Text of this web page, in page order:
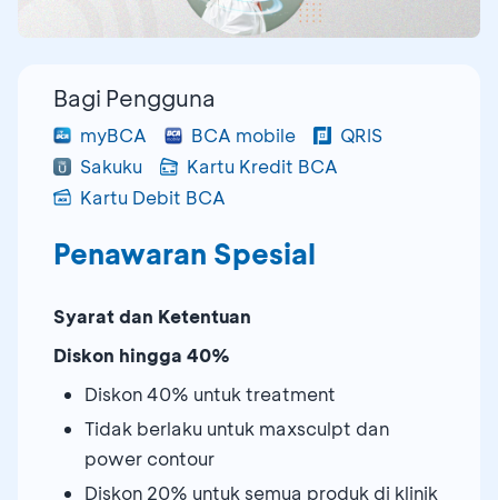
Bagi Pengguna
myBCA BCA mobile
QRIS
Sakuku
Kartu Kredit BCA
Kartu Debit BCA
Penawaran Spesial
Syarat dan Ketentuan
Diskon hingga 40%
Diskon 40% untuk treatment
Tidak berlaku untuk maxsculpt dan
power contour
Diskon 20% untuk semua produk di klinik